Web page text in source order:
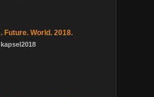
. Future. World. 2018.
kapsel2018